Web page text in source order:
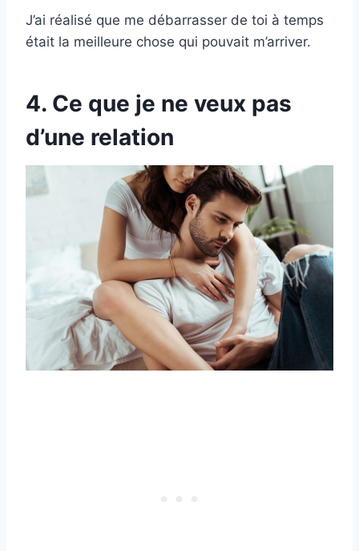
J’ai réalisé que me débarrasser de toi à temps
était la meilleure chose qui pouvait m’arriver.
4. Ce que je ne veux pas
d’une relation